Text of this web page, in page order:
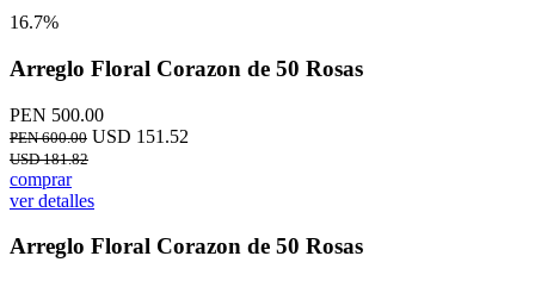
16.7%
Arreglo Floral Corazon de 50 Rosas
PEN 500.00
PEN 600.00 USD 151.52
USD 181.82
comprar
ver detalles
Arreglo Floral Corazon de 50 Rosas